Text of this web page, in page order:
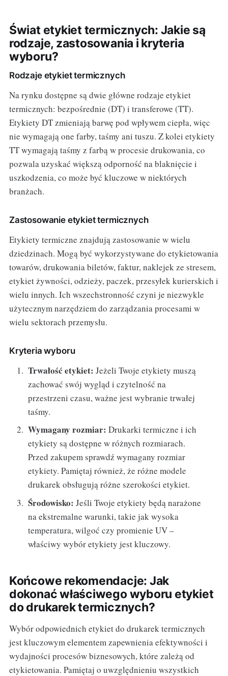
Świat etykiet termicznych: Jakie są
rodzaje, zastosowania i kryteria
wyboru?
Rodzaje etykiet termicznych
Na rynku dostępne są dwie główne rodzaje etykiet
termicznych: bezpośrednie (DT) i transferowe (TT).
Etykiety DT zmieniają barwę pod wpływem ciepła, więc
nie wymagają one farby, taśmy ani tuszu. Z kolei etykiety
TT wymagają taśmy z farbą w procesie drukowania, co
pozwala uzyskać większą odporność na blaknięcie i
uszkodzenia, co może być kluczowe w niektórych
branżach.
Zastosowanie etykiet termicznych
Etykiety termiczne znajdują zastosowanie w wielu
dziedzinach. Mogą być wykorzystywane do etykietowania
towarów, drukowania biletów, faktur, naklejek ze stresem,
etykiet żywności, odzieży, paczek, przesyłek kurierskich i
wielu innych. Ich wszechstronność czyni je niezwykle
użytecznym narzędziem do zarządzania procesami w
wielu sektorach przemysłu.
Kryteria wyboru
Trwałość etykiet: Jeżeli Twoje etykiety muszą
zachować swój wygląd i czytelność na
przestrzeni czasu, ważne jest wybranie trwałej
taśmy.
Wymagany rozmiar: Drukarki termiczne i ich
etykiety są dostępne w różnych rozmiarach.
Przed zakupem sprawdź wymagany rozmiar
etykiety. Pamiętaj również, że różne modele
drukarek obsługują różne szerokości etykiet.
Środowisko: Jeśli Twoje etykiety będą narażone
na ekstremalne warunki, takie jak wysoka
temperatura, wilgoć czy promienie UV –
właściwy wybór etykiety jest kluczowy.
Końcowe rekomendacje: Jak
dokonać właściwego wyboru etykiet
do drukarek termicznych?
Wybór odpowiednich etykiet do drukarek termicznych
jest kluczowym elementem zapewnienia efektywności i
wydajności procesów biznesowych, które zależą od
etykietowania. Pamiętaj o uwzględnieniu wszystkich